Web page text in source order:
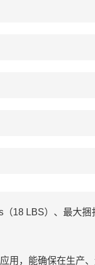
18 LBS）、最大捆
用，能确保在生产